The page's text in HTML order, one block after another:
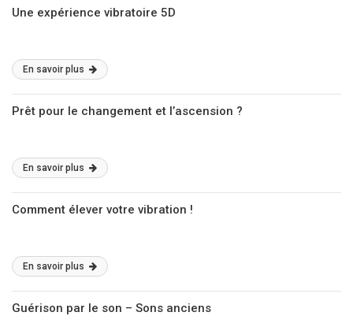
Une expérience vibratoire 5D
En savoir plus
Prêt pour le changement et l’ascension ?
En savoir plus
Comment élever votre vibration !
En savoir plus
Guérison par le son – Sons anciens